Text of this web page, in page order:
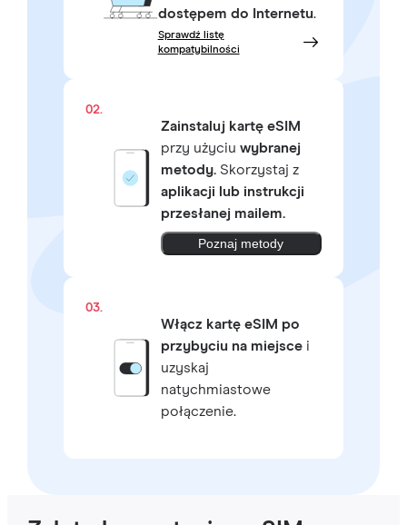
dostępem do Internetu.
Sprawdź listę
kompatybilności
02.
Zainstaluj kartę eSIM
przy użyciu wybranej
metody.Skorzystaj z
aplikacji lub instrukcji
przesłanej mailem.
Poznaj metody
03.
Włącz kartę eSIM po
przybyciu na miejscei
uzyskaj
natychmiastowe
połączenie.